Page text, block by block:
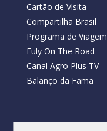
Cartão de Visita
Compartilha Brasil
Programa de Viagem
Fuly On The Road
Canal Agro Plus TV
Balanço da Fama